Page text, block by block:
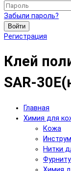
Забыли пароль?
Войти
Регистрация
Клей
SAR-
Главная
Химия для
Кожа
Нитки